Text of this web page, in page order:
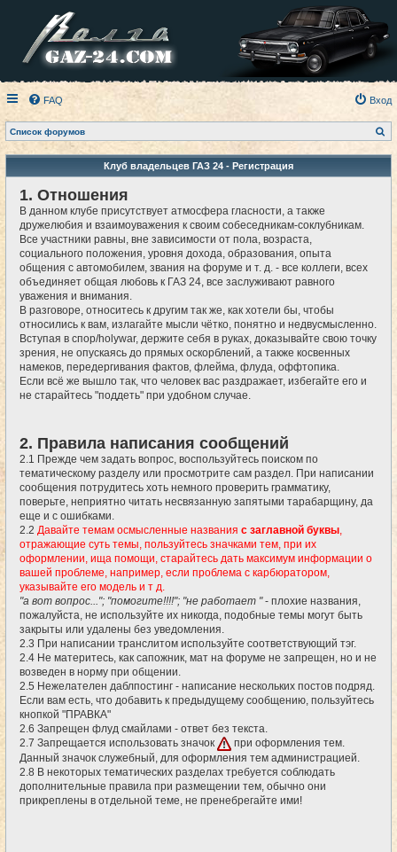
FAQ Вход
Список форумов
о
с
Клуб владельцев ГАЗ 24 - Регистрация
1. Отношения
В данном клубе присутствует атмосфера гласности, а также
дружелюбия и взаимоуважения к своим собеседникам-соклубникам.
Все участники равны, вне зависимости от пола, возраста,
социального положения, уровня дохода, образования, опыта
общения с автомобилем, звания на форуме и т. д. - все коллеги, всех
объединяет общая любовь к ГАЗ 24, все заслуживают равного
уважения и внимания.
В разговоре, относитесь к другим так же, как хотели бы, чтобы
относились к вам, излагайте мысли чётко, понятно и недвусмысленно.
Вступая в спор/holywar, держите себя в руках, доказывайте свою точку
зрения, не опускаясь до прямых оскорблений, а также косвенных
намеков, передергивания фактов, флейма, флуда, оффтопика.
Если всё же вышло так, что человек вас раздражает, избегайте его и
не старайтесь "поддеть" при удобном случае.
2. Правила написания сообщений
2.1 Прежде чем задать вопрос, воспользуйтесь поиском по
тематическому разделу или просмотрите сам раздел. При написании
сообщения потрудитесь хоть немного проверить грамматику,
поверьте, неприятно читать несвязанную запятыми тарабарщину, да
еще и с ошибками.
2.2 Давайте темам осмысленные названия с заглавной буквы,
отражающие суть темы, пользуйтесь значками тем, при их
оформлении, ища помощи, старайтесь дать максимум информации о
вашей проблеме, например, если проблема с карбюратором,
указывайте его модель и т д.
"а вот вопрос..."; "помогите!!!!"; "не работает "- плохие названия,
пожалуйста, не используйте их никогда, подобные темы могут быть
закрыты или удалены без уведомления.
2.3 При написании транслитом используйте соответствующий тэг.
2.4 Не материтесь, как сапожник, мат на форуме не запрещен, но и не
возведен в норму при общении.
2.5 Нежелателен даблпостинг - написание нескольких постов подряд.
Если вам есть, что добавить к предыдущему сообщению, пользуйтесь
кнопкой "ПРАВКА"
2.6 Запрещен флуд смайлами - ответ без текста.
2.7 Запрещается использовать значок
при оформления тем.
Данный значок служебный, для оформления тем администрацией.
2.8 В некоторых тематических разделах требуется соблюдать
дополнительные правила при размещении тем, обычно они
прикреплены в отдельной теме, не пренебрегайте ими!